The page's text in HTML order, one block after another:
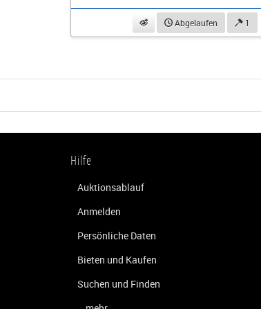
beobachtenAbgelaufen 1
Hilfe
Auktionsablauf
Anmelden
Persönliche Daten
Bieten und Kaufen
Suchen und Finden